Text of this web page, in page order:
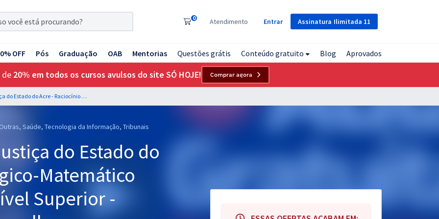
Assinatura Ilimitada 11
0 Atendimento Entrar
OFF Pós Graduação OAB Mentorias Questões grátis Conteúdo gratuito Blog Aprovados
de 20% em todos os cursos avulsos do site SÓ HOJE! Comprar agora
TJ AC - Tribunal de Justiça do Estado do Acre - Raciocínio Lógico-Matemático para os Cargos de Nível Superior - Professor: Sérgio Carvalho
Saúde, Tecnologia da Informação, Tribunais
do Estado do
Matemático
Superior -